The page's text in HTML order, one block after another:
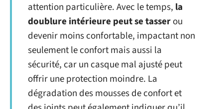
attention particulière. Avec le temps, la
doublure intérieure peut se tasserou
devenir moins confortable, impactant non
seulement le confort mais aussi la
sécurité, car un casque mal ajusté peut
offrir une protection moindre. La
dégradation des mousses de confort et